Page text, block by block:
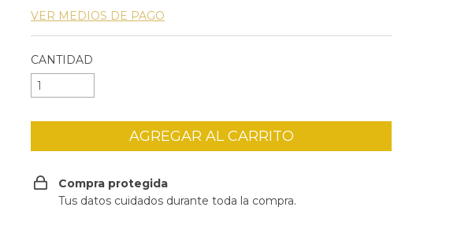
VER MEDIOS DE PAGO
CANTIDAD
Compra protegida
Tus datos cuidados durante toda la compra.